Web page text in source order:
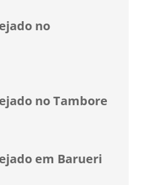
no
no Tambore
em Barueri